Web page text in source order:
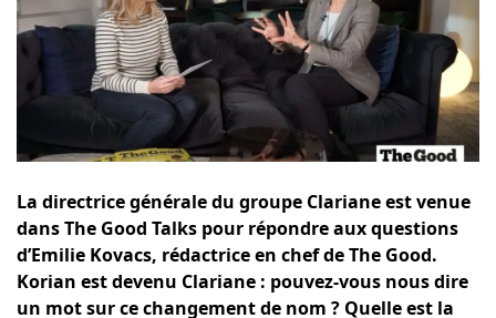
La directrice générale du groupe Clariane est venue
dans The Good Talks pour répondre aux questions
d’Emilie Kovacs, rédactrice en chef de The Good.
Korian est devenu Clariane : pouvez-vous nous dire
un mot sur ce changement de nom ? Quelle est la